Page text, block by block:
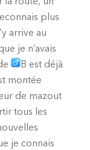
plus
arrive au
je n’avais
B est déjà
montée
de mazout
tous les
je connais